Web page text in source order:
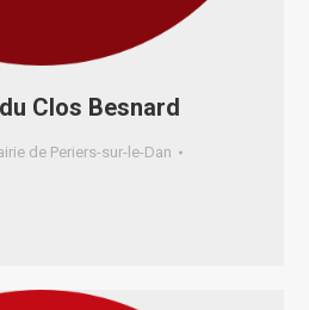
Clos Besnard
de Periers-sur-le-Dan